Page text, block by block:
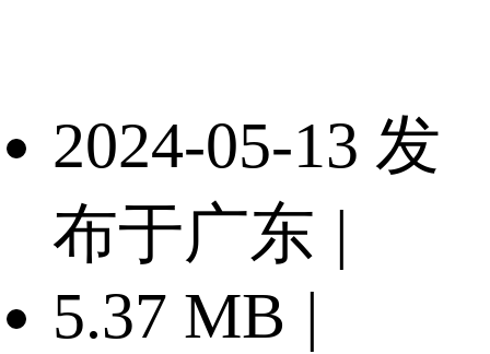
2024-05-13 发
布于广东 |
5.37 MB |